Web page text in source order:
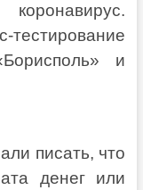
тестирование
и
писать, что
денег или